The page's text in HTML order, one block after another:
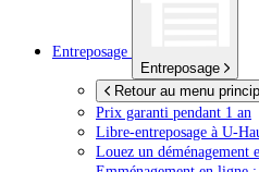
Entreposage
Entreposage
Retour au menu
Prix garanti pendant 1 an
Libre-entreposage à U-
Louez un déménagement